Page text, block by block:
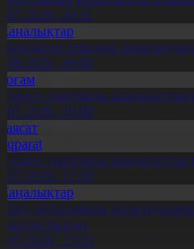
20:11
отандық өнім
20:06
партиясы
20:08
партиясы кандидаттар
17:00
облысының
бұзған
17:02